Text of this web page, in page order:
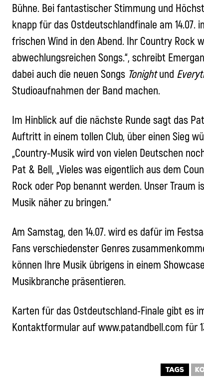
Bühne. Bei fantastischer Stimmung und
knapp für das Ostdeutschlandfinale am 14.07.
frischen Wind in den Abend. Ihr Country Rock
abwechlungsreichen Songs.“, schreibt
dabei auch die neuen Songs Tonightund
Studioaufnahmen der Band machen.
Im Hinblick auf die nächste Runde sagt das
Auftritt in einem tollen Club, über einen Sieg
„Country-Musik wird von vielen Deutschen
Pat & Bell, „Vieles was eigentlich aus dem
Rock oder Pop benannt werden. Unser Traum
Musik näher zu bringen.“
Am Samstag, den 14.07. wird es dafür im
Fans verschiedenster Genres
können Ihre Musik übrigens in einem
Musikbranche präsentieren.
Karten für das Ostdeutschland-Finale gibt es
Kontaktformular auf www.patandbell.com für
TAGS